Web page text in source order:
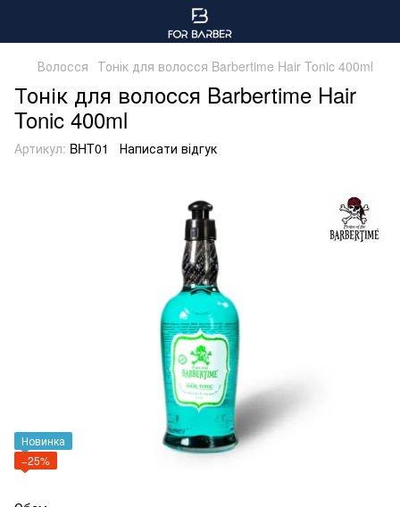
Волосся Тонік для волосся Barbertime Hair Tonic 400ml
Тонік для волосся Barbertime Hair
Tonic 400ml
Артикул: BHT01 Написати відгук
Новинка
−25%